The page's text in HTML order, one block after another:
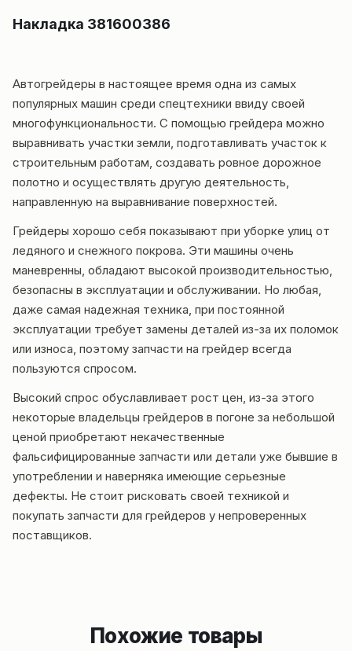
Накладка 381600386
Автогрейдеры в настоящее время одна из самых
популярных машин среди спецтехники ввиду своей
многофункциональности. С помощью грейдера можно
выравнивать участки земли, подготавливать участок к
строительным работам, создавать ровное дорожное
полотно и осуществлять другую деятельность,
направленную на выравнивание поверхностей.
Грейдеры хорошо себя показывают при уборке улиц от
ледяного и снежного покрова. Эти машины очень
маневренны, обладают высокой производительностью,
безопасны в эксплуатации и обслуживании. Но любая,
даже самая надежная техника, при постоянной
эксплуатации требует замены деталей из-за их поломок
или износа, поэтому запчасти на грейдер всегда
пользуются спросом.
Высокий спрос обуславливает рост цен, из-за этого
некоторые владельцы грейдеров в погоне за небольшой
ценой приобретают некачественные
фальсифицированные запчасти или детали уже бывшие в
употреблении и наверняка имеющие серьезные
дефекты. Не стоит рисковать своей техникой и
покупать запчасти для грейдеров у непроверенных
поставщиков.
Похожие товары